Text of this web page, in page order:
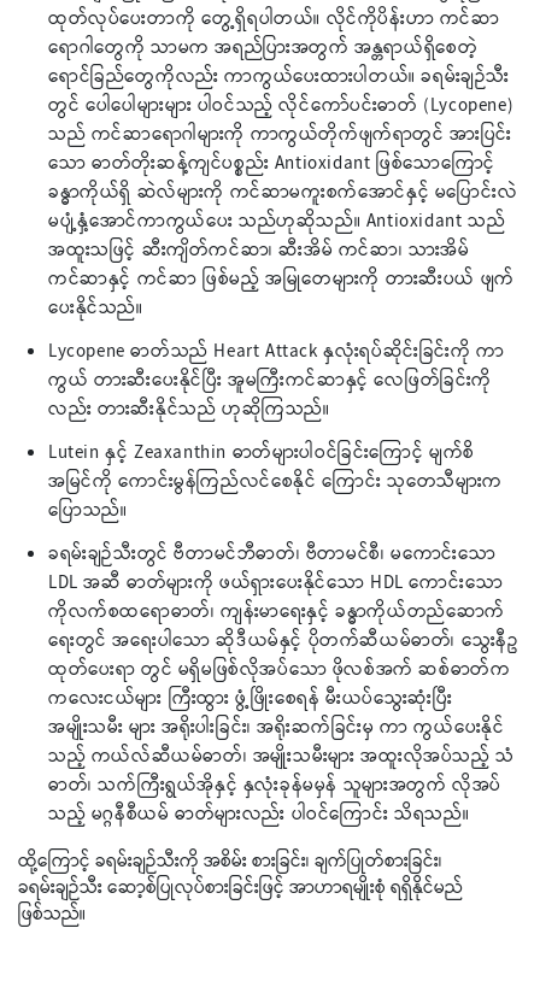
ထုတ်လုပ်ပေးတာကို တွေ့ရှိရပါတယ်။ လိုင်ကိုပိန်းဟာ ကင်ဆာ
ရောဂါတွေကို သာမက အရည်ပြားအတွက် အန္တရာယ်ရှိစေတဲ့
ရောင်ခြည်တွေကိုလည်း ကာကွယ်ပေးထားပါတယ်။ ခရမ်းချဉ်သီး
တွင် ပေါပေါများများ ပါဝင်သည့် လိုင်ကော်ပင်းဓာတ် (Lycopene)
သည် ကင်ဆာရောဂါများကို ကာကွယ်တိုက်ဖျက်ရာတွင် အားပြင်း
သော ဓာတ်တိုးဆန့်ကျင်ပစ္စည်း Antioxidant ဖြစ်သောကြောင့်
ခန္ဓာကိုယ်ရှိ ဆဲလ်များကို ကင်ဆာမကူးစက်အောင်နှင့် မပြောင်းလဲ
မပျံ့နှံ့အောင်ကာကွယ်ပေး သည်ဟုဆိုသည်။ Antioxidant သည်
အထူးသဖြင့် ဆီးကျိတ်ကင်ဆာ၊ ဆီးအိမ် ကင်ဆာ၊ သားအိမ်
ကင်ဆာနှင့် ကင်ဆာ ဖြစ်မည့် အမြုတေများကို တားဆီးပယ် ဖျက်
ပေးနိုင်သည်။
Lycopene ဓာတ်သည် Heart Attack နှလုံးရပ်ဆိုင်းခြင်းကို ကာ
ကွယ် တားဆီးပေးနိုင်ပြီး အူမကြီးကင်ဆာနှင့် လေဖြတ်ခြင်းကို
လည်း တားဆီးနိုင်သည် ဟုဆိုကြသည်။
Lutein နှင့် Zeaxanthin ဓာတ်များပါဝင်ခြင်းကြောင့် မျက်စိ
အမြင်ကို ကောင်းမွန်ကြည်လင်စေနိုင် ကြောင်း သုတေသီများက
ပြောသည်။
ခရမ်းချဉ်သီးတွင် ဗီတာမင်ဘီဓာတ်၊ ဗီတာမင်စီ၊ မကောင်းသော
LDL အဆီ ဓာတ်များကို ဖယ်ရှားပေးနိုင်သော HDL ကောင်းသော
ကိုလက်စထရောဓာတ်၊ ကျန်းမာရေးနှင့် ခန္ဓာကိုယ်တည်ဆောက်
ရေးတွင် အရေးပါသော ဆိုဒီယမ်နှင့် ပိုတက်ဆီယမ်ဓာတ်၊ သွေးနီဥ
ထုတ်ပေးရာ တွင် မရှိမဖြစ်လိုအပ်သော ဖိုလစ်အက် ဆစ်ဓာတ်က
ကလေးငယ်များ ကြီးထွား ဖွံ့ဖြိုးစေရန် မီးယပ်သွေးဆုံးပြီး
အမျိုးသမီး များ အရိုးပါးခြင်း၊ အရိုးဆက်ခြင်းမှ ကာ ကွယ်ပေးနိုင်
သည့် ကယ်လ်ဆီယမ်ဓာတ်၊ အမျိုးသမီးများ အထူးလိုအပ်သည့် သံ
ဓာတ်၊ သက်ကြီးရွယ်အိုနှင့် နှလုံးခုန်မမှန် သူများအတွက် လိုအပ်
သည့် မဂ္ဂနီစီယမ် ဓာတ်များလည်း ပါဝင်ကြောင်း သိရသည်။
ထို့ကြောင့် ခရမ်းချဉ်သီးကို အစိမ်း စားခြင်း၊ ချက်ပြုတ်စားခြင်း၊
ခရမ်းချဉ်သီး ဆော့စ်ပြုလုပ်စားခြင်းဖြင့် အာဟာရမျိုးစုံ ရရှိနိုင်မည်
ဖြစ်သည်။